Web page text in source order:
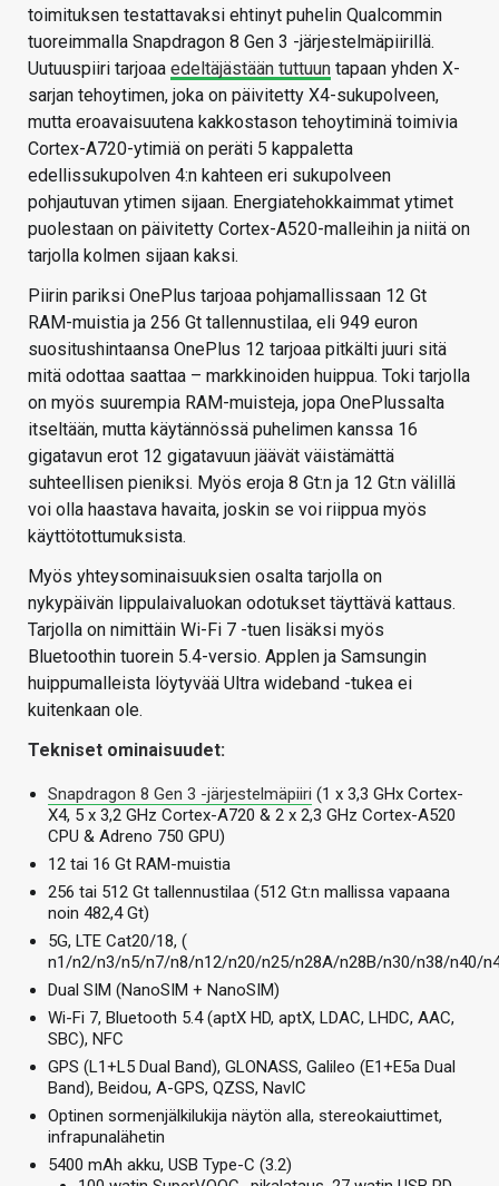
toimituksen testattavaksi ehtinyt puhelin Qualcommin
tuoreimmalla Snapdragon 8 Gen 3 -järjestelmäpiirillä.
Uutuuspiiri tarjoaa edeltäjästään tuttuun tapaan yhden X-
sarjan tehoytimen, joka on päivitetty X4-sukupolveen,
mutta eroavaisuutena kakkostason tehoytiminä toimivia
Cortex-A720-ytimiä on peräti 5 kappaletta
edellissukupolven 4:n kahteen eri sukupolveen
pohjautuvan ytimen sijaan. Energiatehokkaimmat ytimet
puolestaan on päivitetty Cortex-A520-malleihin ja niitä on
tarjolla kolmen sijaan kaksi.
Piirin pariksi OnePlus tarjoaa pohjamallissaan 12 Gt
RAM-muistia ja 256 Gt tallennustilaa, eli 949 euron
suositushintaansa OnePlus 12 tarjoaa pitkälti juuri sitä
mitä odottaa saattaa – markkinoiden huippua. Toki tarjolla
on myös suurempia RAM-muisteja, jopa OnePlussalta
itseltään, mutta käytännössä puhelimen kanssa 16
gigatavun erot 12 gigatavuun jäävät väistämättä
suhteellisen pieniksi. Myös eroja 8 Gt:n ja 12 Gt:n välillä
voi olla haastava havaita, joskin se voi riippua myös
käyttötottumuksista.
Myös yhteysominaisuuksien osalta tarjolla on
nykypäivän lippulaivaluokan odotukset täyttävä kattaus.
Tarjolla on nimittäin Wi-Fi 7 -tuen lisäksi myös
Bluetoothin tuorein 5.4-versio. Applen ja Samsungin
huippumalleista löytyvää Ultra wideband -tukea ei
kuitenkaan ole.
Tekniset ominaisuudet:
Snapdragon 8 Gen 3 -järjestelmäpiiri (1 x 3,3 GHx Cortex-
X4, 5 x 3,2 GHz Cortex-A720 & 2 x 2,3 GHz Cortex-A520
CPU & Adreno 750 GPU)
12 tai 16 Gt RAM-muistia
256 tai 512 Gt tallennustilaa (512 Gt:n mallissa vapaana
noin 482,4 Gt)
5G, LTE Cat20/18, (
n1/n2/n3/n5/n7/n8/n12/n20/n25/n28A/n28B/n30/n38/n40/
Dual SIM (NanoSIM + NanoSIM)
Wi-Fi 7, Bluetooth 5.4 (aptX HD, aptX, LDAC, LHDC, AAC,
SBC), NFC
GPS (L1+L5 Dual Band), GLONASS, Galileo (E1+E5a Dual
Band), Beidou, A-GPS, QZSS, NavIC
Optinen sormenjälkilukija näytön alla, stereokaiuttimet,
infrapunalähetin
5400 mAh akku, USB Type-C (3.2)